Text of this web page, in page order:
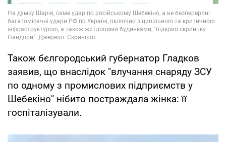
Також бєлгородський губернатор Гладков
заявив, що внаслідок "влучання снаряду ЗСУ
по одному з промислових підприємств у
Шебекіно" нібито постраждала жінка: її
госпіталізували.